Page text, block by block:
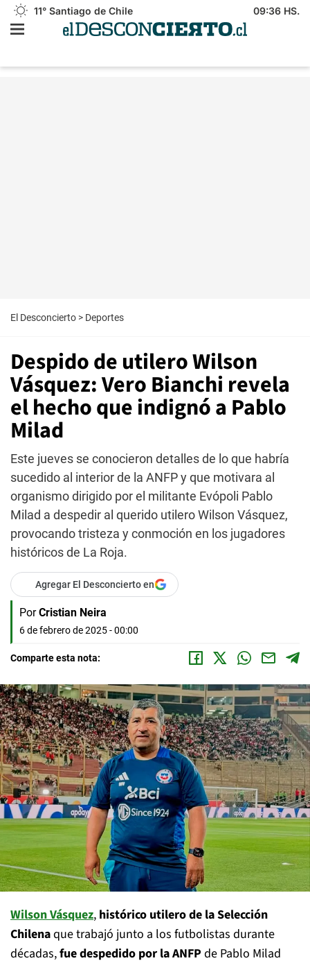
11° Santiago de Chile 09:36 HS.
El Desconcierto > Deportes
Despido de utilero Wilson
Vásquez: Vero Bianchi revela
el hecho que indignó a Pablo
Milad
Este jueves se conocieron detalles de lo que habría
sucedido al interior de la ANFP y que motivara al
organismo dirigido por el militante Evópoli Pablo
Milad a despedir al querido utilero Wilson Vásquez,
provocando tristeza y conmoción en los jugadores
históricos de La Roja.
Agregar El Desconcierto en
Por Cristian Neira
6 de febrero de 2025 - 00:00
Comparte esta nota:
Wilson Vásquez, histórico utilero de la Selección
Chilenaque trabajó junto a los futbolistas durante
décadas,fue despedido por la ANFP de Pablo Milad